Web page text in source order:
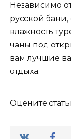
Независимо
русской бани,
влажность
чаны под
вам лучшие
отдыха.
Оцените